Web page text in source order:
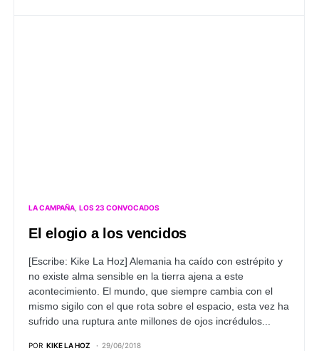
LA CAMPAÑA LOS 23 CONVOCADOS
El elogio a los vencidos
[Escribe: Kike La Hoz] Alemania ha caído con estrépito y
no existe alma sensible en la tierra ajena a este
acontecimiento. El mundo, que siempre cambia con el
mismo sigilo con el que rota sobre el espacio, esta vez ha
sufrido una ruptura ante millones de ojos incrédulos...
POR KIKE LA HOZ 29/06/2018